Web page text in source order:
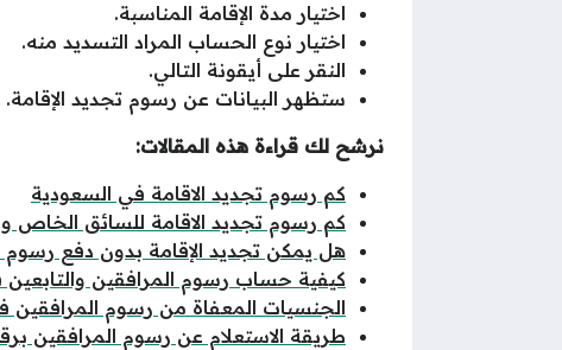
اختيار مدة الإقامة المناسبة.
اختيار نوع الحساب المراد التسديد منه.
النقر على أيقونة التالي.
ستظهر البيانات عن رسوم تجديد الإقامة.
نرشح لك قراءة هذه المقالات:
كم رسوم تجديد الاقامة في السعودية
كم رسوم تجديد الاقامة للسائق الخاص
هل يمكن تجديد الإقامة بدون دفع رسوم
كيفية حساب رسوم المرافقين
الجنسيات المعفاة من رسوم المرافقين
طريقة الاستعلام عن رسوم المرافقين